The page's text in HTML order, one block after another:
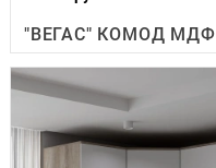
"ВЕГАС" КОМОД МДФ